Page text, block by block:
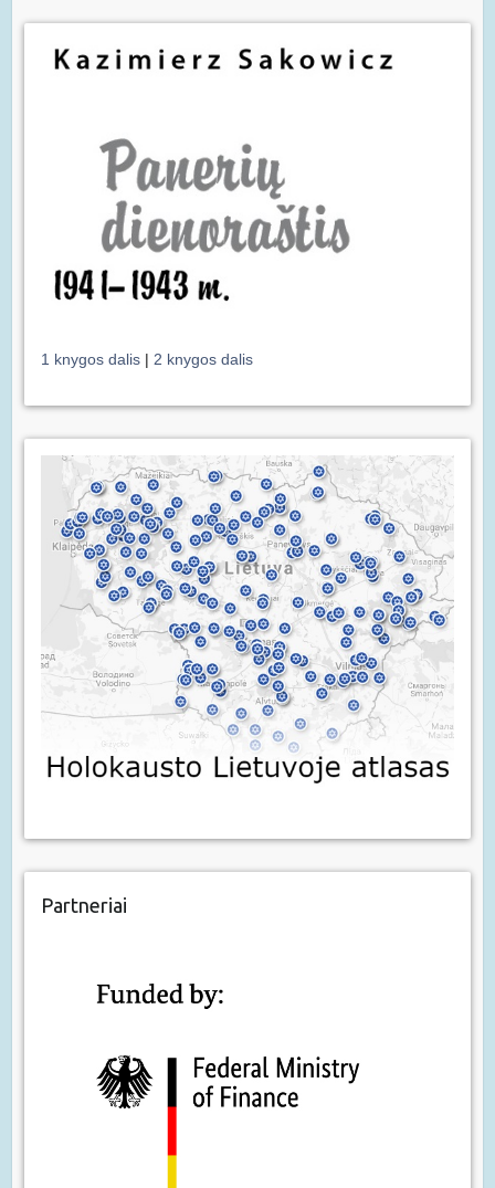
1 knygos dalis | 2 knygos dalis
Partneriai